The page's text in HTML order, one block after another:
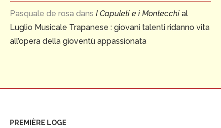
Pasquale de rosa dans I Capuleti e i Montecchi al
Luglio Musicale Trapanese : giovani talenti ridanno vita
all’opera della gioventù appassionata
PREMIÈRE LOGE